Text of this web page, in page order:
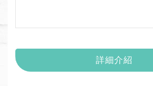
詳細介紹